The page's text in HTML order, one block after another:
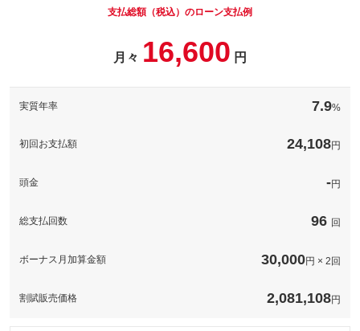
は抽選になることがございます。
性が持続！※表示価格は普通車ＬＬサイズの価格です。他サイズ
の価格については下記の通りです。軽自動車３９，９００円、普
備考
このパックの見積もり依頼（無料）
望の機種がある場合、追加費用がかかります。ご了承ください。
支払総額（税込）のローン支払例
月々 16,600 円
実質年率 7.9%
初回お支払額 24,108円
頭金 -円
総支払回数 96 回
ボーナス月加算金額 30,000円 × 2回
割賦販売価格 2,081,108円